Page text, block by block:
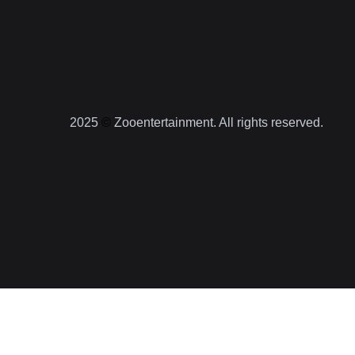
2025 © Zooentertainment. All rights reserved.